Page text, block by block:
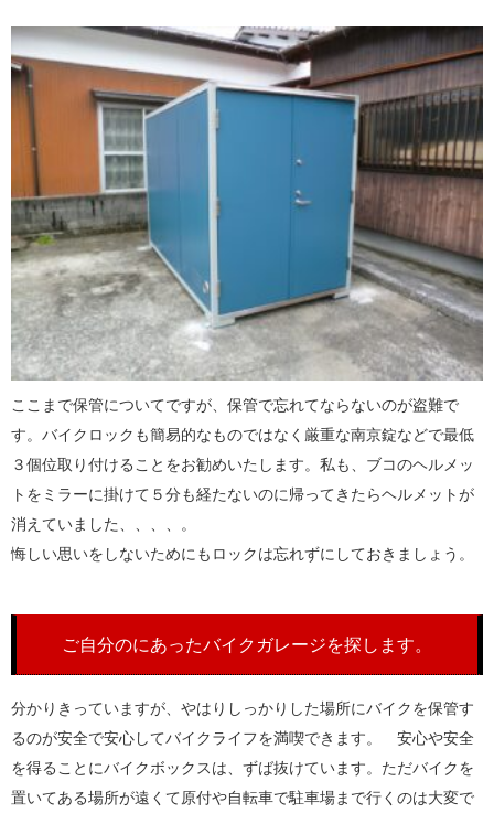
ここまで保管についてですが、保管で忘れてならないのが盗難で
す。バイクロックも簡易的なものではなく厳重な南京錠などで最低
３個位取り付けることをお勧めいたします。私も、ブコのヘルメッ
トをミラーに掛けて５分も経たないのに帰ってきたらヘルメットが
消えていました、、、、。
悔しい思いをしないためにもロックは忘れずにしておきましょう。
ご自分のにあったバイクガレージを探します。
分かりきっていますが、やはりしっかりした場所にバイクを保管す
るのが安全で安心してバイクライフを満喫できます。 安心や安全
を得ることにバイクボックスは、ずば抜けています。ただバイクを
置いてある場所が遠くて原付や自転車で駐車場まで行くのは大変で